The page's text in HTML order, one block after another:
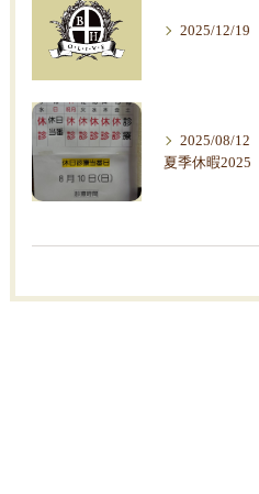
2025/12/19
2025/08/12
夏季休暇2025